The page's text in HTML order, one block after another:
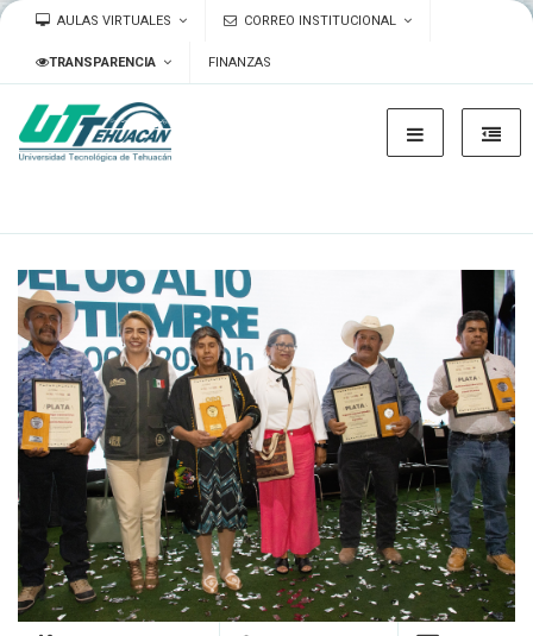
AULAS VIRTUALES CORREO INSTITUCIONAL
TRANSPARENCIA FINANZAS